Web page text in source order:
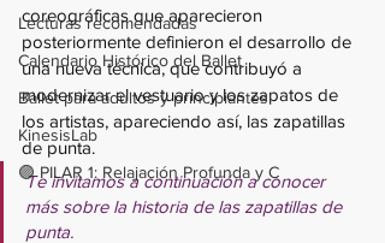
Lecturas recomendadas
Calendario Histórico del Ballet
Ballet para adultos y principiantes
KinesisLab
🟣 PILAR 1: Relajación Profunda y C
coreográficas que aparecieron
posteriormente definieron el desarrollo de
una nueva técnica, que contribuyó a
modernizar el vestuario y los zapatos de
los artistas, apareciendo así, las zapatillas
de punta.
Te invitamos a continuación a conocer
más sobre la historia de las zapatillas de
punta.